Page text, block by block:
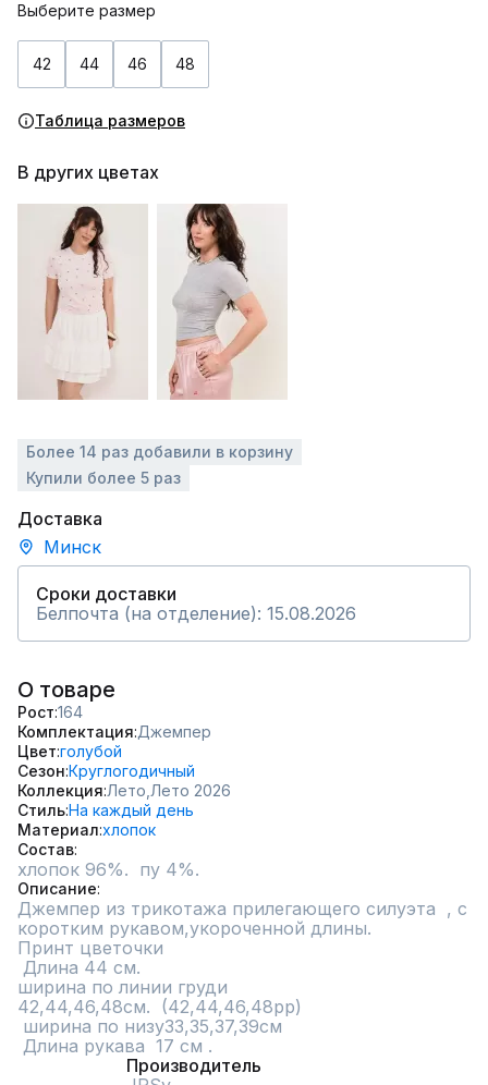
Выберите размер
42 44 46 48
Таблица размеров
В других цветах
Более 14 раз добавили в корзину
Купили более 5 раз
Доставка
Минск
Сроки доставки
Белпочта (на отделение): 15.08.2026
О товаре
Рост 164
Комплектация Джемпер
Цвет голубой
Сезон Круглогодичный
Коллекция Лето, Лето 2026
СтильНа каждый день
Материал хлопок
Состав
хлопок 96%.  пу 4%.
Описание
Джемпер из трикотажа прилегающего силуэта  , с
коротким рукавом,укороченной длины.
Принт цветочки
ширина по линии груди
42,44,46,48см.  (42,44,46,48рр)
Длина рукава  17 см .
Производитель